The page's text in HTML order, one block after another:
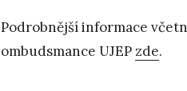
Podrobnější informace
ombudsmance UJEP zde.